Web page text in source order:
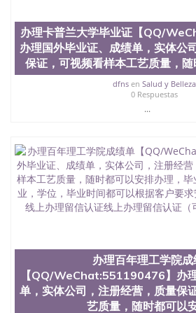
办理卡普兰大学毕业证【QQ/
办理国外毕业证、成绩单，实体公
保证，可视频看样本工艺质量，
dfnsen Salud y Belleza
0 Respuestas
...
办理百年理工学院成
【QQ/WeChat:551190476】办
单，实体公司，注册经营，质量保
艺质量，随时都可以